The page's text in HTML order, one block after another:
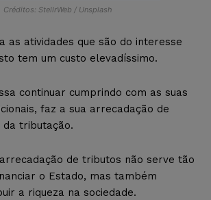
Créditos: StellrWeb / Unsplash
as atividades que são do interesse
tem um custo elevadíssimo.
continuar cumprindo com as suas
faz a sua arrecadação de
tributação.
de tributos não serve tão
o Estado, mas também
a riqueza na sociedade.